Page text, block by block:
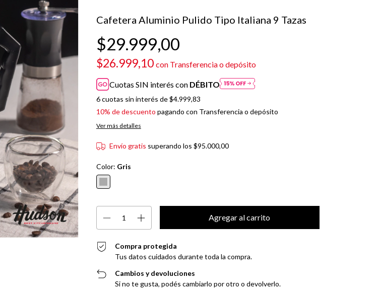
Cafetera Aluminio Pulido Tipo Italiana 9 Tazas
$29.999,00
$26.999,10 con Transferencia o depósito
Cuotas SIN interés con DÉBITO
6cuotas sin interés de$4.999,83
10% de descuento pagando con Transferencia o depósito
Ver más detalles
Envío gratis superando los$95.000,00
Color: Gris
Compra protegida
Tus datos cuidados durante toda la compra.
Cambios y devoluciones
Si no te gusta, podés cambiarlo por otro o devolverlo.